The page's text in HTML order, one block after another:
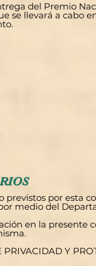
del Premio
se llevará a cabo
previstos por esta
medio del
en la presente
PRIVACIDAD Y